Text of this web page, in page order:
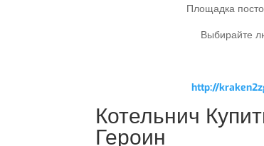
Площадка
Выбирайте
http://
Котельнич
Героин